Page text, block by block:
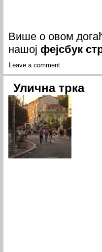
Више о овом
нашојфејсбук
Leave a comment
Улична трка